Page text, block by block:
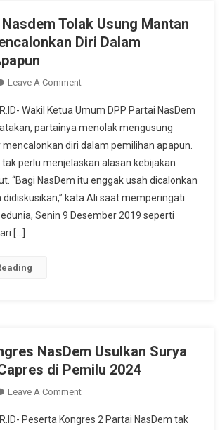
Tolak Usung Mantan
Diri Dalam
Leave A CommentOn
Ali
:
Nasdem
Tolak
Usung
Mantan
Koruptor
Wakil Ketua Umum DPP Partai NasDem
partainya menolak mengusung
diri dalam pemilihan apapun.
perlu menjelaskan alasan kebijakan
“Bagi NasDem itu enggak usah dicalonkan
didiskusikan,” kata Ali saat memperingati
Senin 9 Desember 2019 seperti
[…]
NasDem Usulkan Surya
di Pemilu 2024
Leave A CommentOn
Kongres
Peserta Kongres 2 Partai NasDem tak